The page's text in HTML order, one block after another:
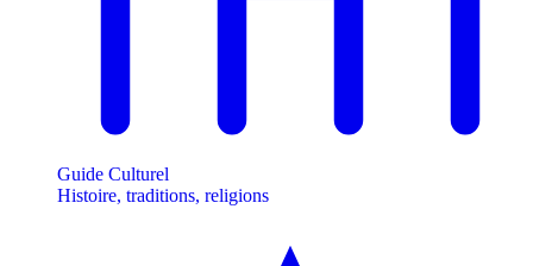
Guide Culturel
Histoire, traditions, religions